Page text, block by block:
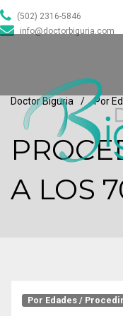
(502) 2316-5846
info@doctorbiguria.com
Doctor Biguria
/ Por
A LOS
Por Edades/